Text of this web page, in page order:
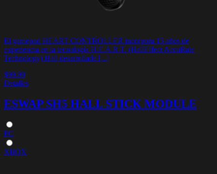
El gamepad HEART CONTROLLER incorpora 15 años de
experiencia en la tecnología H.E.A.R.T. (HallEffect AccuRate
Technology) Hall desarrollada [...]
$99.99
Detalles
ESWAP SH5 HALL STICK MODULE
PC
XBOX